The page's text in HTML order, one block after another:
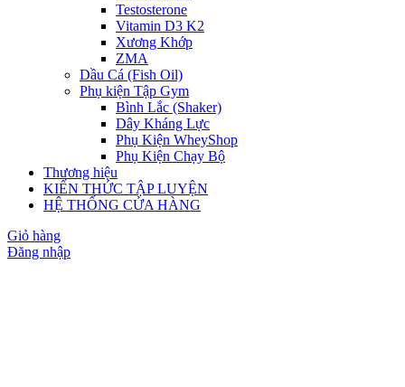
Testosterone
Vitamin D3 K2
Xương Khớp
ZMA
Dầu Cá (Fish Oil)
Phụ kiện Tập Gym
Bình Lắc (Shaker)
Dây Kháng Lực
Phụ Kiện WheyShop
Phụ Kiện Chạy Bộ
Thương hiệu
KIẾN THỨC TẬP LUYỆN
HỆ THỐNG CỬA HÀNG
Giỏ hàng
Đăng nhập